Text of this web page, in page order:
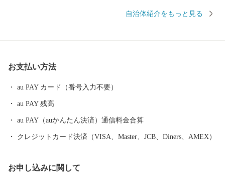
たことや、近県を結ぶ高速自動車道の中心地として整備が進むな
た、歴史と文化に彩られたまちでもあります。 これまで培ってき
た都市基盤を土台として、さらに質の高い都市機能と快適性のな
ができる『田園都市』を目指し、まちづくりを進めています。
新庄市はふるさと納税の基準に適合しているとして、総務大臣の
指定を受けています。指定期間内に新庄市にふるさと納税をする
はワンストップ特例申告書の提出を要します。 ▪指定期間 令和5
自治体紹介をもっと見る
お支払い方法
au PAY カード（番号入力不要）
au PAY 残高
au PAY（auかんたん決済）通信料金合算
クレジットカード決済（VISA、Master、JCB、Diners、AMEX）
お申し込みに関して